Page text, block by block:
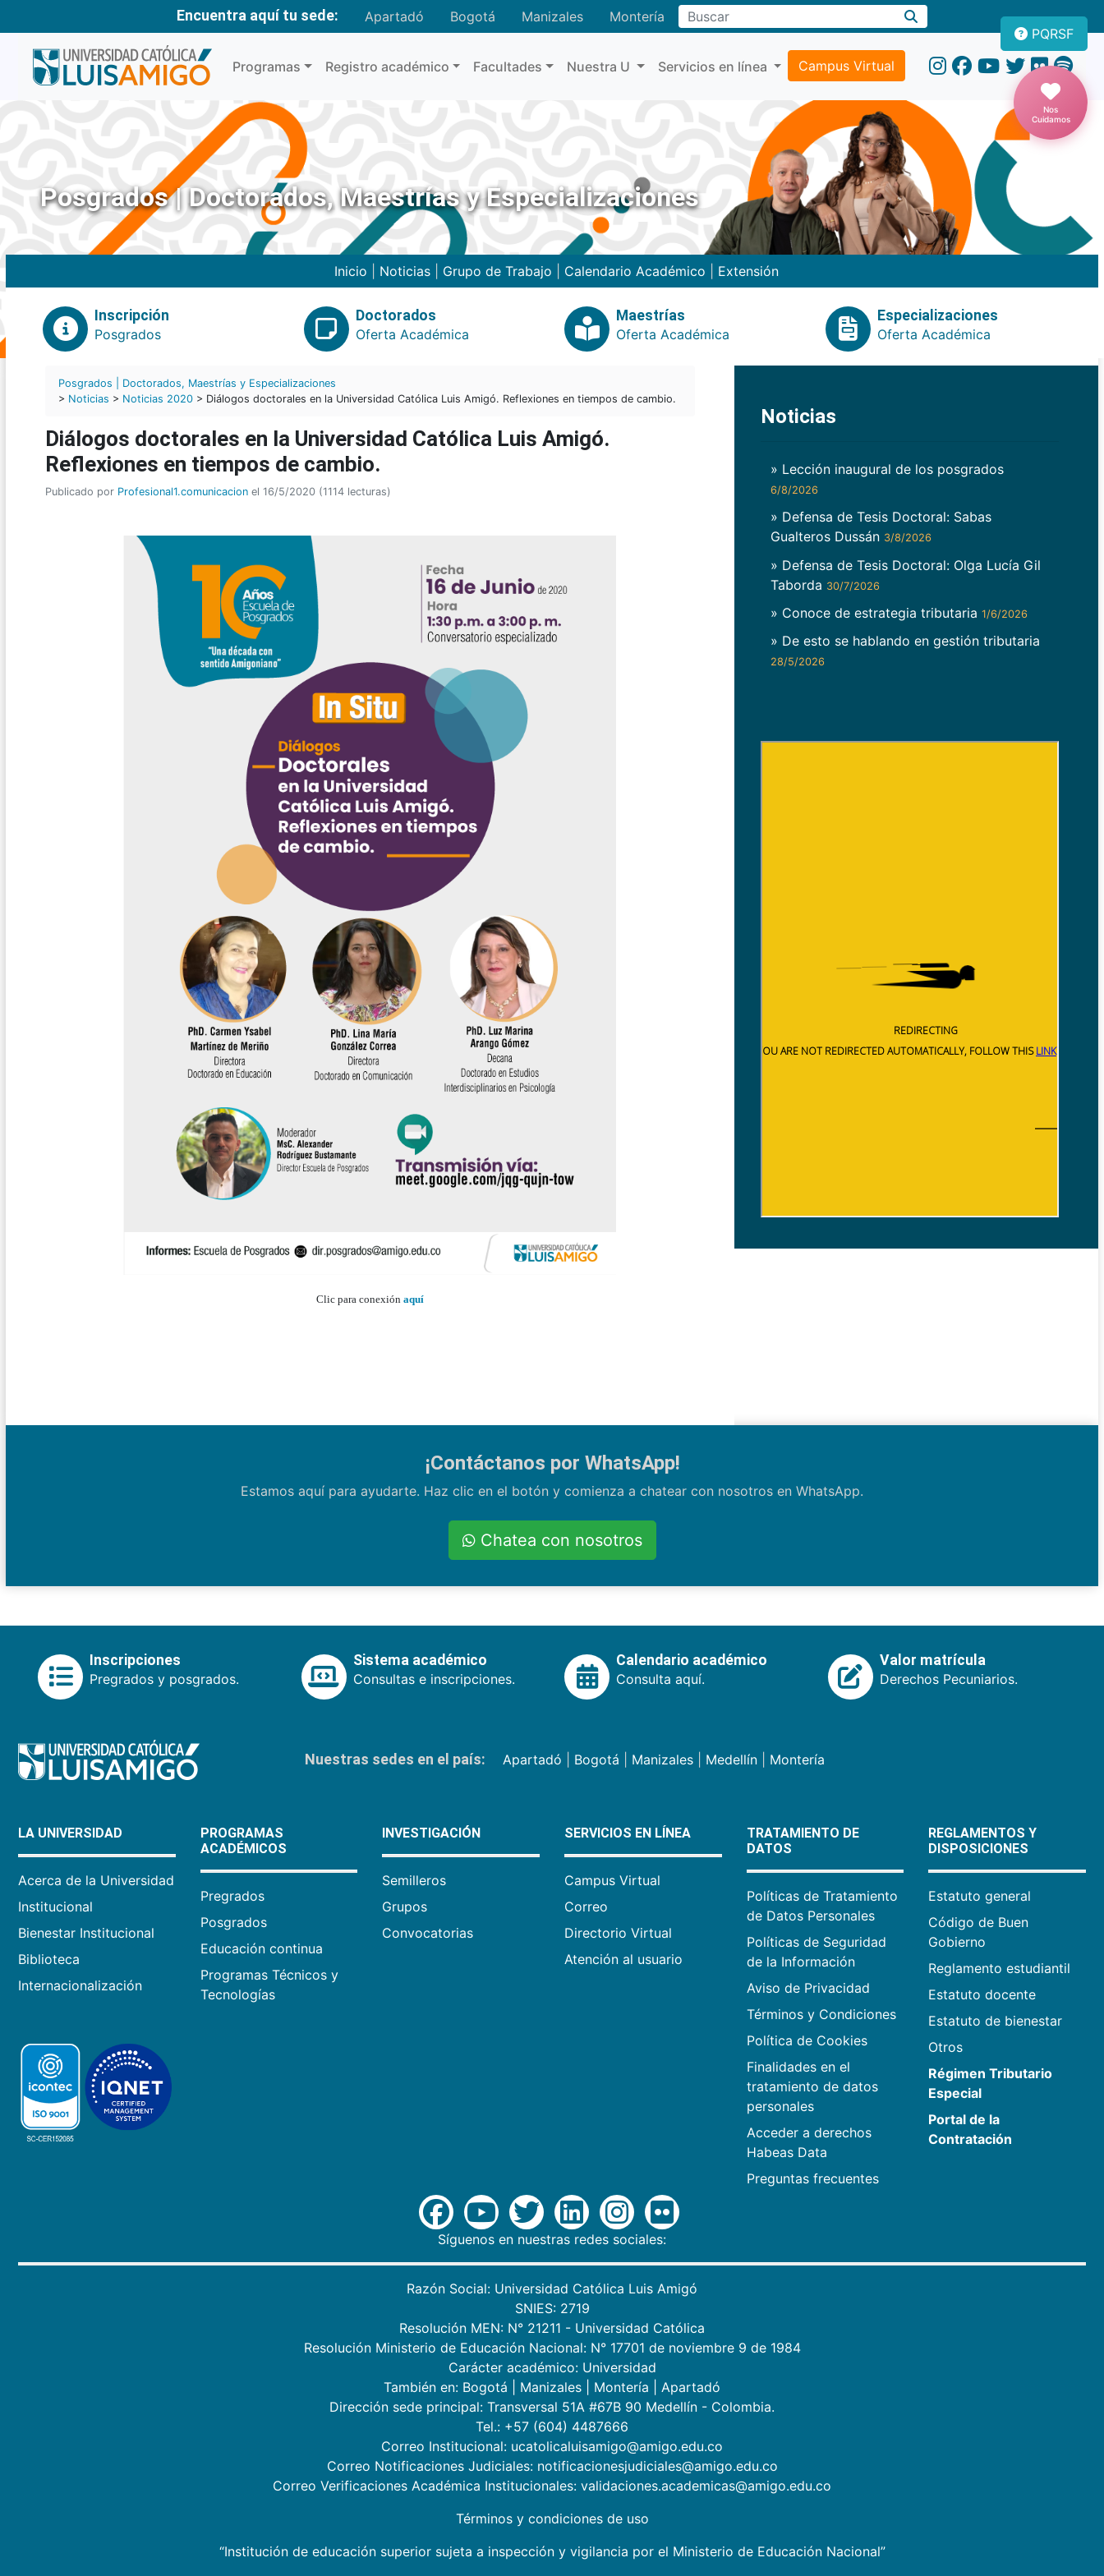
Encuentra aquí tu sede: Apartadó Bogotá Manizales MonteríaBuscar
Programas Registro académico Facultades Nuestra U Servicios en línea Campus Virtual
PQRSF
Nos
Cuidamos
Posgrados | Doctorados, Maestrías y Especializaciones
Inicio Noticias| Grupo de Trabajo Calendario Académico Extensión
Inscripción
Posgrados
Doctorados
Oferta Académica
Maestrías
Oferta Académica
Especializaciones
Oferta Académica
Posgrados | Doctorados, Maestrías y Especializaciones
> Noticias > Noticias 2020 > Diálogos doctorales en la Universidad Católica Luis Amigó. Reflexiones en tiempos de cambio.
Diálogos doctorales en la Universidad Católica Luis Amigó.
Reflexiones en tiempos de cambio.
Publicado por Profesional1.comunicacion el 16/5/2020 (1114 lecturas)
Clic para conexión aquí
Noticias
» Lección inaugural de los posgrados
6/8/2026
» Defensa de Tesis Doctoral: Sabas
Gualteros Dussán 3/8/2026
» Defensa de Tesis Doctoral: Olga Lucía Gil
Taborda 30/7/2026
» Conoce de estrategia tributaria 1/6/2026
» De esto se hablando en gestión tributaria
28/5/2026
¡Contáctanos por WhatsApp!
Estamos aquí para ayudarte. Haz clic en el botón y comienza a chatear con nosotros en WhatsApp.
Chatea con nosotros
Inscripciones
Pregrados y posgrados.
Sistema académico
Consultas e inscripciones.
Calendario académico
Consulta aquí.
Valor matrícula
Derechos Pecuniarios.
Nuestras sedes en el país: Apartadó Bogotá Manizales| Medellín| Montería
LA UNIVERSIDAD
Acerca de la Universidad
Institucional
Bienestar Institucional
Biblioteca
Internacionalización
PROGRAMAS
ACADÉMICOS
Pregrados
Posgrados
Educación continua
Programas Técnicos y
Tecnologías
INVESTIGACIÓN
Semilleros
Grupos
Convocatorias
SERVICIOS EN LÍNEA
Campus Virtual
Correo
Directorio Virtual
Atención al usuario
TRATAMIENTO DE
DATOS
Políticas de Tratamiento
de Datos Personales
Políticas de Seguridad
de la Información
Aviso de Privacidad
Términos y Condiciones
Política de Cookies
Finalidades en el
tratamiento de datos
personales
Acceder a derechos
Habeas Data
Preguntas frecuentes
REGLAMENTOS Y
DISPOSICIONES
Estatuto general
Código de Buen
Gobierno
Reglamento estudiantil
Estatuto docente
Estatuto de bienestar
Otros
Régimen Tributario
Especial
Portal de la
Contratación
Síguenos en nuestras redes sociales:
Razón Social: Universidad Católica Luis Amigó
SNIES: 2719
Resolución MEN: N° 21211 - Universidad Católica
Resolución Ministerio de Educación Nacional: N° 17701 de noviembre 9 de 1984
Carácter académico: Universidad
También en: Bogotá Manizales Montería
Apartadó
Dirección sede principal: Transversal 51A #67B 90 Medellín - Colombia.
Tel.: +57 (604) 4487666
Correo Institucional: ucatolicaluisamigo@amigo.edu.co
Correo Notificaciones Judiciales: notificacionesjudiciales@amigo.edu.co
Correo Verificaciones Académica Institucionales: validaciones.academicas@amigo.edu.co
Términos y condiciones de uso
“Institución de educación superior sujeta a inspección y vigilancia por el Ministerio de Educación Nacional”